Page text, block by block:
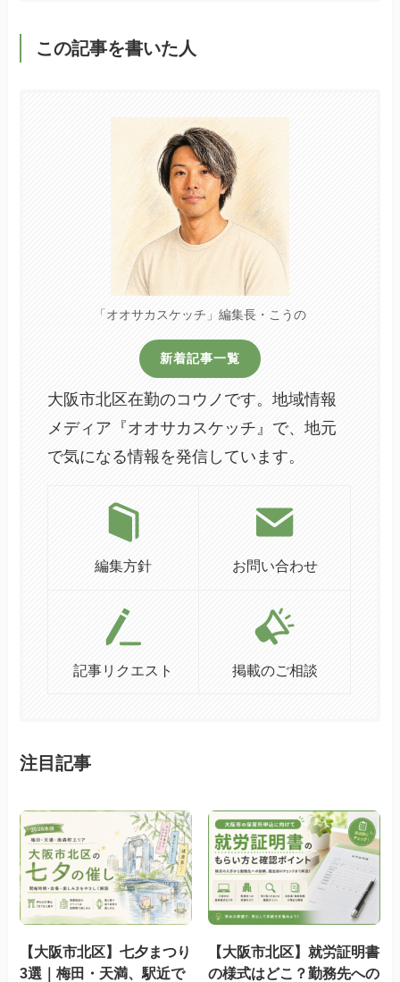
この記事を書いた人
「オオサカスケッチ」編集長・こうの
新着記事一覧
大阪市北区在勤のコウノです。地域情報
メディア『オオサカスケッチ』で、地元
で気になる情報を発信しています。
編集方針 お問い合わせ
記事リクエスト 掲載のご相談
注目記事
【大阪市北区】七夕まつり
3選｜梅田・天満、駅近で
【大阪市北区】就労証明書
の様式はどこ？勤務先への